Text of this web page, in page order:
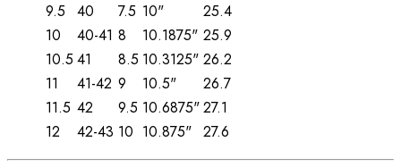
9.5
40 7.5 10"
25.4
10
40-41 8 10.1875" 25.9
10.5 41 8.5 10.3125" 26.2
11
41-42 9 10.5"
26.7
11.5 42 9.5 10.6875"27.1
12
42-43 10 10.875" 27.6